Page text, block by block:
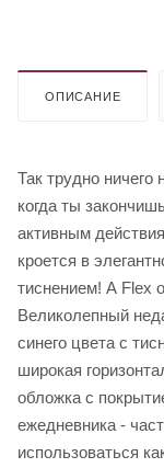
ОПИСАНИЕ
Так трудно ничего
когда ты
активным
кроется в
тиснением! А Flex
Великолепный
синего цвета с
широкая
обложка с
ежедневника -
использоваться